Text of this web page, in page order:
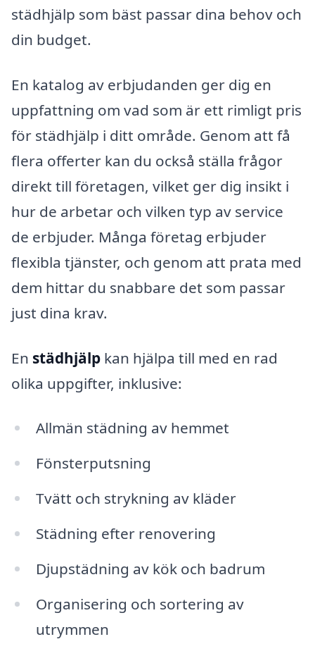
städhjälp som bäst passar dina behov och
din budget.
En katalog av erbjudanden ger dig en
uppfattning om vad som är ett rimligt pris
för städhjälp i ditt område. Genom att få
flera offerter kan du också ställa frågor
direkt till företagen, vilket ger dig insikt i
hur de arbetar och vilken typ av service
de erbjuder. Många företag erbjuder
flexibla tjänster, och genom att prata med
dem hittar du snabbare det som passar
just dina krav.
En städhjälp kan hjälpa till med en rad
olika uppgifter, inklusive:
Allmän städning av hemmet
Fönsterputsning
Tvätt och strykning av kläder
Städning efter renovering
Djupstädning av kök och badrum
Organisering och sortering av
utrymmen